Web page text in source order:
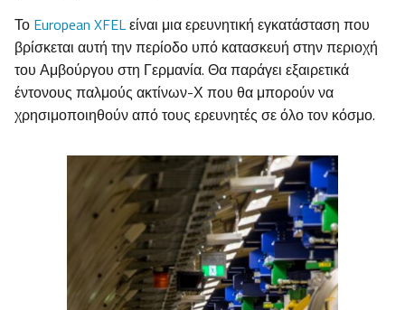
Το European XFELείναι μια ερευνητική εγκατάσταση που
βρίσκεται αυτή την περίοδο υπό κατασκευή στην περιοχή
του Αμβούργου στη Γερμανία. Θα παράγει εξαιρετικά
έντονους παλμούς ακτίνων-Χ που θα μπορούν να
χρησιμοποιηθούν από τους ερευνητές σε όλο τον κόσμο.